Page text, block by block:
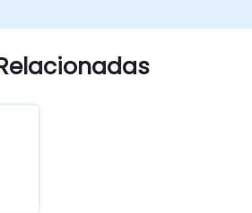
para desenvolver,
aplicações.